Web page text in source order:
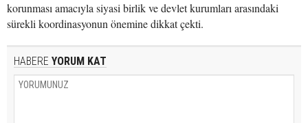
korunması amacıyla siyasi birlik ve devlet kurumları arasındaki
sürekli koordinasyonun önemine dikkat çekti.
HABERE YORUM KAT